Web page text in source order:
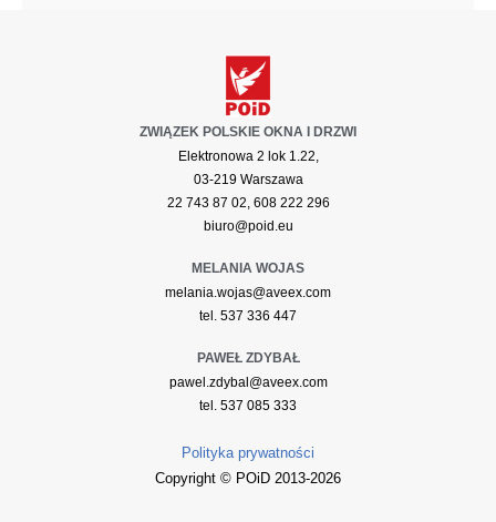
ZWIĄZEK POLSKIE OKNA I DRZWI
Elektronowa 2 lok 1.22,
03-219 Warszawa
22 743 87 02, 608 222 296
biuro@poid.eu
MELANIA WOJAS
melania.wojas@aveex.com
tel. 537 336 447
PAWEŁ ZDYBAŁ
pawel.zdybal@aveex.com
tel. 537 085 333
Polityka prywatności
Copyright © POiD 2013-2026